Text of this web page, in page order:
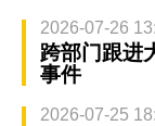
2026-07-26
跨部门跟进
事件
2026-07-25